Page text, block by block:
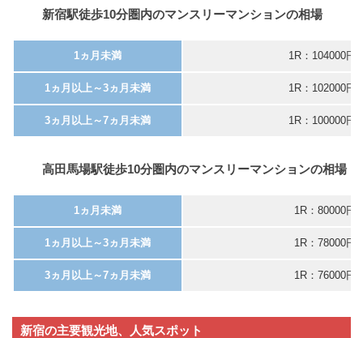
新宿駅徒歩10分圏内のマンスリーマンションの相場
1ヵ月未満 1R：104000
1ヵ月以上～3ヵ月未満 1R：102000
3ヵ月以上～7ヵ月未満 1R：100000
高田馬場駅徒歩10分圏内のマンスリーマンションの相場
1ヵ月未満 1R：80000
1ヵ月以上～3ヵ月未満 1R：78000
3ヵ月以上～7ヵ月未満 1R：76000
新宿の主要観光地、人気スポット